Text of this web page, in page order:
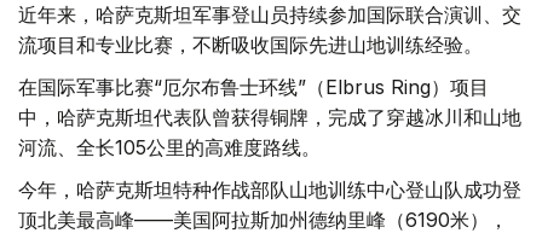
近年来，哈萨克斯坦军事登山员持续参加国际联合演训、交
流项目和专业比赛，不断吸收国际先进山地训练经验。
在国际军事比赛“厄尔布鲁士环线”（Elbrus Ring）项目
中，哈萨克斯坦代表队曾获得铜牌，完成了穿越冰川和山地
河流、全长105公里的高难度路线。
今年，哈萨克斯坦特种作战部队山地训练中心登山队成功登
顶北美最高峰——美国阿拉斯加州德纳里峰（6190米），